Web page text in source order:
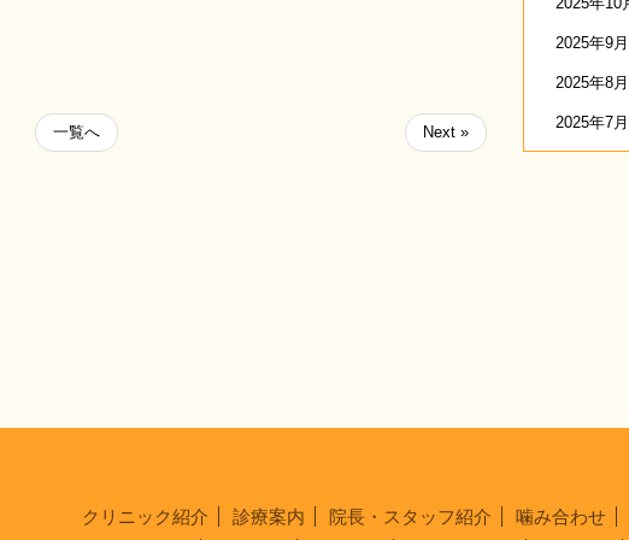
一覧へ Next »
2025年9月
2025年8月
2025年7月
クリニック紹介 診療案内 院長・スタッフ紹介 噛み合わせ